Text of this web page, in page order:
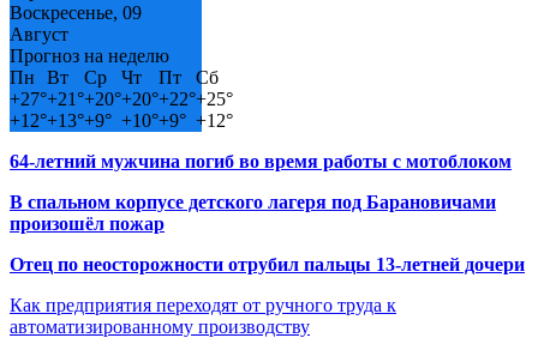
Воскресенье, 09
Август
Прогноз на неделю
Пн
Вт Ср Чт Пт
Сб
+27°+21°+20°+20°+22°+25°
+12°+13°+9° +10°+9° +12°
64-летний мужчина погиб во время работы с мотоблоком
В спальном корпусе детского лагеря под Барановичами
произошёл пожар
Отец по неосторожности отрубил пальцы 13-летней дочери
Как предприятия переходят от ручного труда к
автоматизированному производству